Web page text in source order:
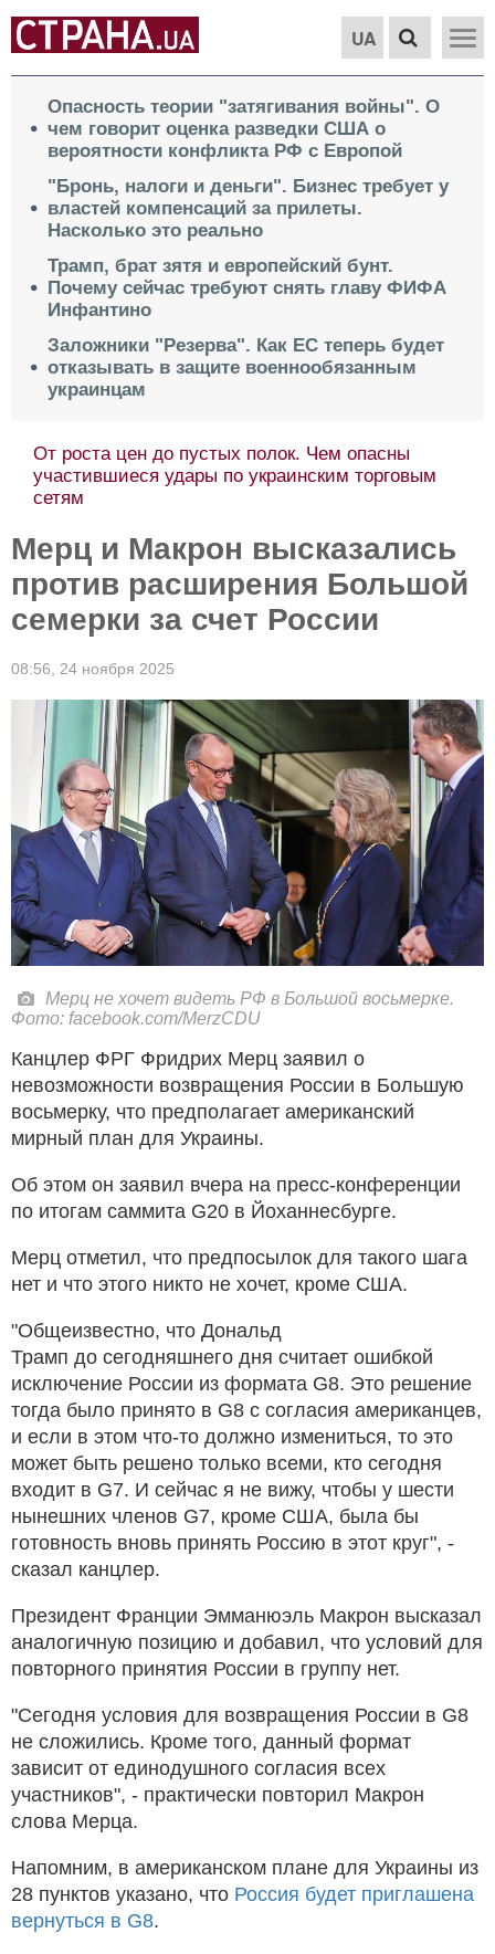
UA
Опасность теории "затягивания войны". О
чем говорит оценка разведки США о
вероятности конфликта РФ с Европой
"Бронь, налоги и деньги". Бизнес требует у
властей компенсаций за прилеты.
Насколько это реально
Трамп, брат зятя и европейский бунт.
Почему сейчас требуют снять главу ФИФА
Инфантино
Заложники "Резерва". Как ЕС теперь будет
отказывать в защите военнообязанным
украинцам
От роста цен до пустых полок. Чем опасны
участившиеся удары по украинским торговым
сетям
Мерц и Макрон высказались
против расширения Большой
семерки за счет России
08:56, 24 ноября 2025
Мерц не хочет видеть РФ в Большой восьмерке.
Фото: facebook.com/MerzCDU
Канцлер ФРГ Фридрих Мерц заявил о
невозможности возвращения России в Большую
восьмерку, что предполагает американский
мирный план для Украины.
Об этом он заявил вчера на пресс-конференции
по итогам саммита G20 в Йоханнесбурге.
Мерц отметил, что предпосылок для такого шага
нет и что этого никто не хочет, кроме США.
"Общеизвестно, что Дональд
Трамп до сегодняшнего дня считает ошибкой
исключение России из формата G8. Это решение
тогда было принято в G8 с согласия американцев,
и если в этом что-то должно измениться, то это
может быть решено только всеми, кто сегодня
входит в G7. И сейчас я не вижу, чтобы у шести
нынешних членов G7, кроме США, была бы
готовность вновь принять Россию в этот круг", -
сказал канцлер.
Президент Франции Эмманюэль Макрон высказал
аналогичную позицию и добавил, что условий для
повторного принятия России в группу нет.
"Сегодня условия для возвращения России в G8
не сложились. Кроме того, данный формат
зависит от единодушного согласия всех
участников", - практически повторил Макрон
слова Мерца.
Напомним, в американском плане для Украины из
28 пунктов указано, что Россия будет приглашена
вернуться в G8.